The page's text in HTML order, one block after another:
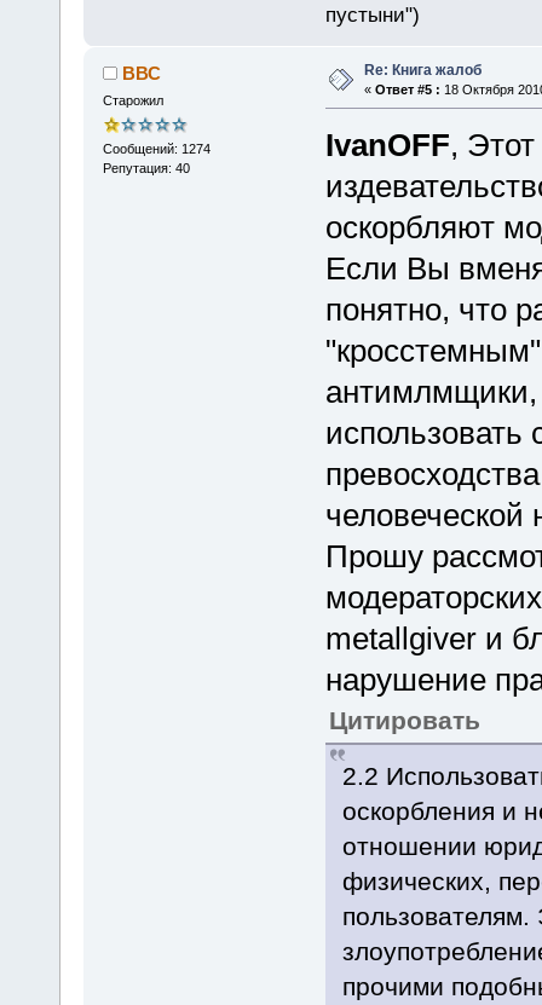
пустыни")
ВВС
Старожил
Сообщений: 1274
Репутация: 40
Re: Книга жалоб
« Ответ #5 : 18 Октября
IvanOFF,
оскорбляют
Если Вы
понятно, что
антимлмщики,
использовать
человеческой
Прошу
metallgiver и
нарушение
Цитировать
2.2
оскорбления и
отношении
физических,
прочими